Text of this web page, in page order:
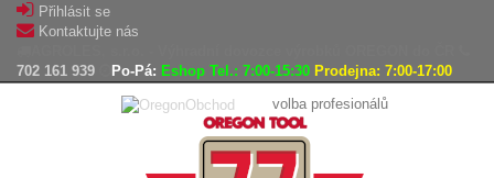
Přihlásit se
Kontaktujte nás
702 161 939
Po-Pá: Eshop Tel.: 7:00-15:30 Prodejna: 7:00-17:00
volba profesionálů